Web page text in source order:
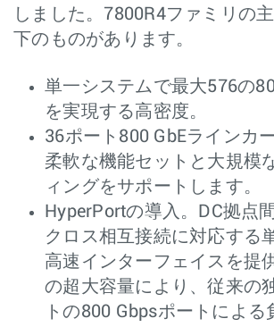
しました。7800R4ファミリの
下のものがあります。
単一システムで最大576の
を実現する高密度。
36ポート800 GbEラインカ
柔軟な機能セットと大規模
ィングをサポートします。
HyperPortの導入。DC拠点
クロス相互接続に対応する
高速インターフェイスを提
の超大容量により、従来の
トの800 Gbpsポートによる